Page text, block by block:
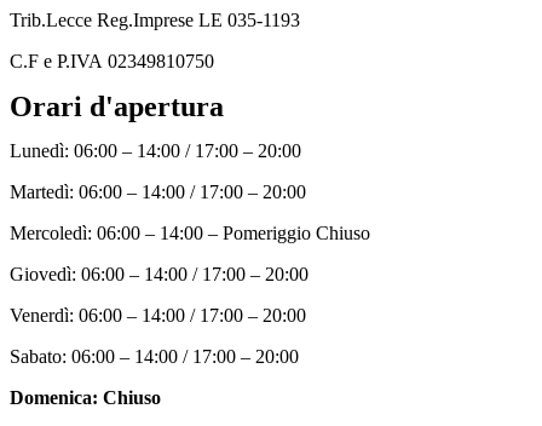
Trib.Lecce Reg.Imprese LE 035-1193
C.F e P.IVA 02349810750
Orari d'apertura
Lunedì: 06:00 – 14:00 / 17:00 – 20:00
Martedì: 06:00 – 14:00 / 17:00 – 20:00
Mercoledì: 06:00 – 14:00 – Pomeriggio Chiuso
Giovedì: 06:00 – 14:00 / 17:00 – 20:00
Venerdì: 06:00 – 14:00 / 17:00 – 20:00
Sabato: 06:00 – 14:00 / 17:00 – 20:00
Domenica: Chiuso